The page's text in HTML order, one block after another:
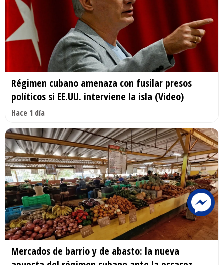
Régimen cubano amenaza con fusilar presos
políticos si EE.UU. interviene la isla (Video)
Hace 1 día
Mercados de barrio y de abasto: la nueva